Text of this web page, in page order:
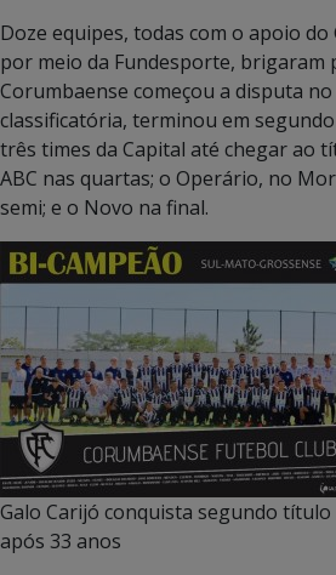
Doze equipes, todas com o apoio do
por meio da Fundesporte, brigaram
Corumbaense começou a disputa
classificatória, terminou em
três times da Capital até chegar ao
ABC nas quartas; o Operário, no
semi; e o Novo na final.
Galo Carijó conquista segundo título
após 33 anos